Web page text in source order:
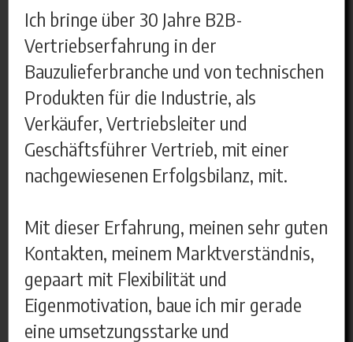
Ich bringe über 30 Jahre B2B-
Vertriebserfahrung in der
Bauzulieferbranche und von technischen
Produkten für die Industrie, als
Verkäufer, Vertriebsleiter und
Geschäftsführer Vertrieb, mit einer
nachgewiesenen Erfolgsbilanz, mit.
Mit dieser Erfahrung, meinen sehr guten
Kontakten, meinem Marktverständnis,
gepaart mit Flexibilität und
Eigenmotivation, baue ich mir gerade
eine umsetzungsstarke und